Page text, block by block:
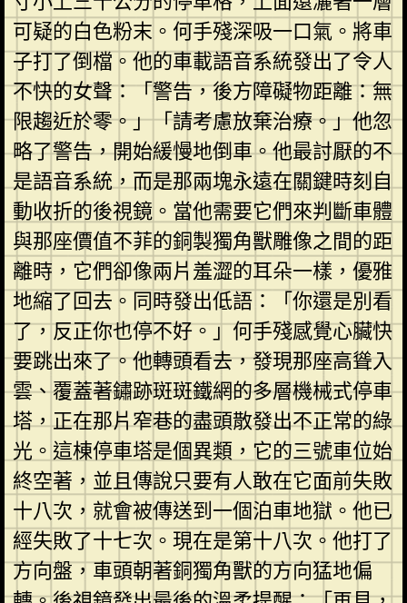
可疑的白色粉末。何手殘深吸一口氣。將車
子打了倒檔。他的車載語音系統發出了令人
不快的女聲：「警告，後方障礙物距離：無
限趨近於零。」「請考慮放棄治療。」他忽
略了警告，開始緩慢地倒車。他最討厭的不
是語音系統，而是那兩塊永遠在關鍵時刻自
動收折的後視鏡。當他需要它們來判斷車體
與那座價值不菲的銅製獨角獸雕像之間的距
離時，它們卻像兩片羞澀的耳朵一樣，優雅
地縮了回去。同時發出低語：「你還是別看
了，反正你也停不好。」何手殘感覺心臟快
要跳出來了。他轉頭看去，發現那座高聳入
雲、覆蓋著鏽跡斑斑鐵網的多層機械式停車
塔，正在那片窄巷的盡頭散發出不正常的綠
光。這棟停車塔是個異類，它的三號車位始
終空著，並且傳說只要有人敢在它面前失敗
十八次，就會被傳送到一個泊車地獄。他已
經失敗了十七次。現在是第十八次。他打了
方向盤，車頭朝著銅獨角獸的方向猛地偏